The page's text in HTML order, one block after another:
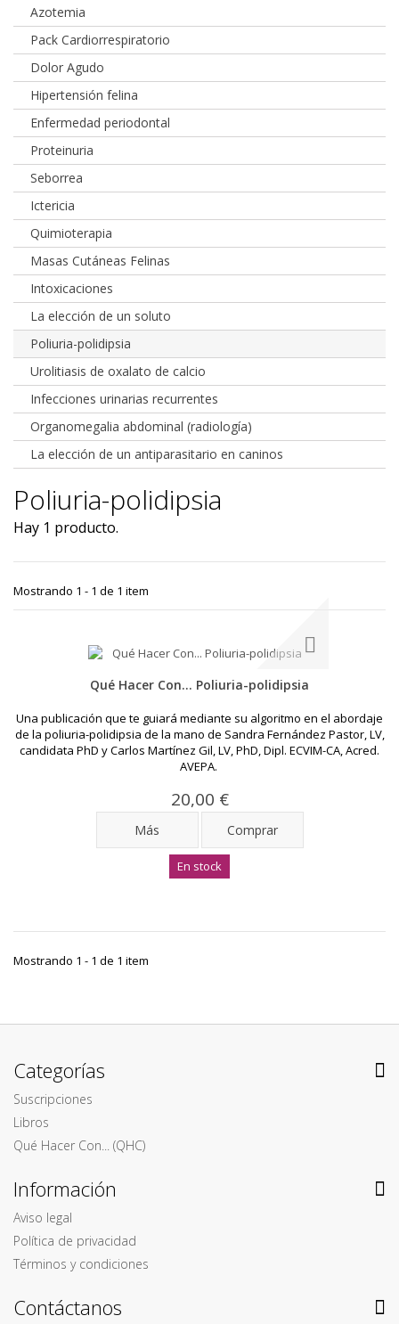
Azotemia
Pack Cardiorrespiratorio
Dolor Agudo
Hipertensión felina
Enfermedad periodontal
Proteinuria
Seborrea
Ictericia
Quimioterapia
Masas Cutáneas Felinas
Intoxicaciones
La elección de un soluto
Poliuria-polidipsia
Urolitiasis de oxalato de calcio
Infecciones urinarias recurrentes
Organomegalia abdominal (radiología)
La elección de un antiparasitario en caninos
Poliuria-polidipsia
Hay 1 producto.
Mostrando 1 - 1 de 1 item
Qué Hacer Con... Poliuria-polidipsia
Una publicación que te guiará mediante su algoritmo en el abordaje
de la poliuria-polidipsia de la mano de Sandra Fernández Pastor, LV,
candidata PhD y Carlos Martínez Gil, LV, PhD, Dipl. ECVIM-CA, Acred.
AVEPA.
20,00 €
Más Comprar
En stock
Mostrando 1 - 1 de 1 item
Categorías
Suscripciones
Libros
Qué Hacer Con... (QHC)
Información
Aviso legal
Política de privacidad
Términos y condiciones
Contáctanos